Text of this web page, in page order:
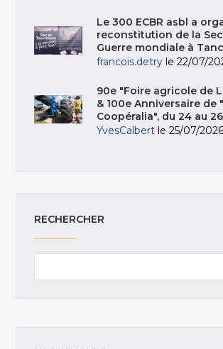
Le 300 ECBR asbl a
reconstitution de la
Guerre mondiale à
francois.detry le 22/07/
90e "Foire agricole de
& 100e Anniversaire de
Coopéralia", du 24 au
YvesCalbert le 25/07/2026
RECHERCHER